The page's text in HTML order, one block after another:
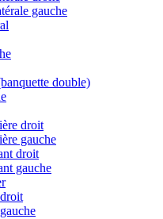
gauche
double)
droit
gauche
droit
gauche